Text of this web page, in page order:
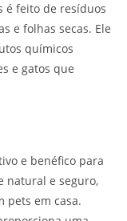
é feito de resíduos
e folhas secas. Ele
químicos
e gatos que
e benéfico para
natural e seguro,
pets em casa.